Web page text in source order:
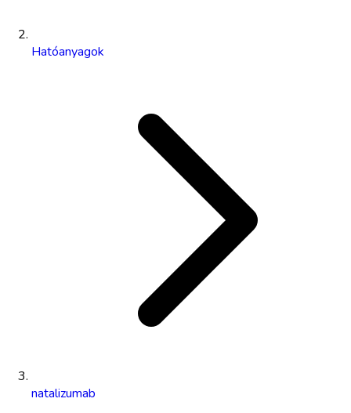
Hatóanyagok
natalizumab